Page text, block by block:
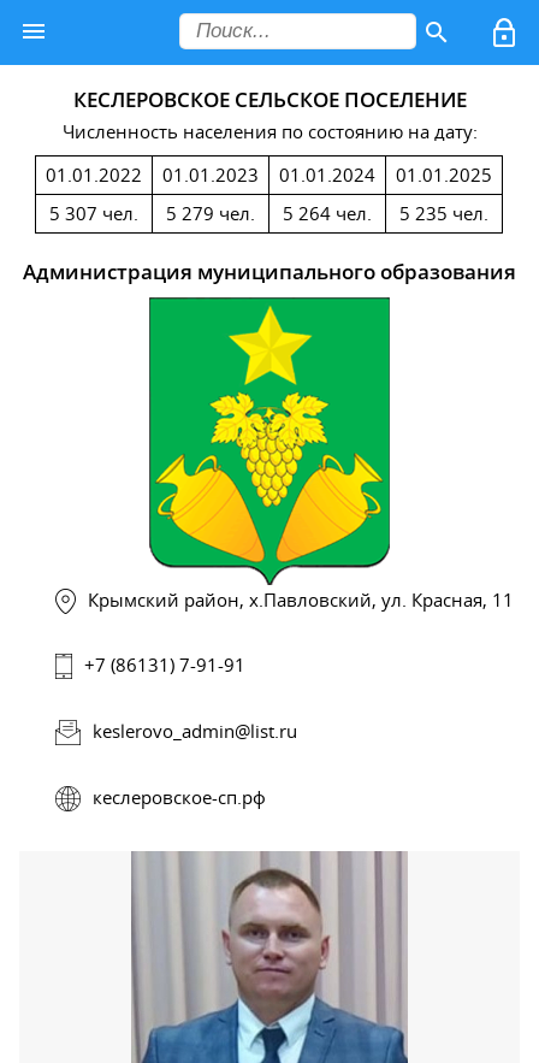
КЕСЛЕРОВСКОЕ СЕЛЬСКОЕ ПОСЕЛЕНИЕ
Численность населения по состоянию на дату:
01.01.2022
5 307 чел.
01.01.2023
5 279 чел.
01.01.2024
5 264 чел.
01.01.2025
5 235 чел.
Администрация муниципального образования
Крымский район, х.Павловский, ул. Красная, 11
+7 (86131) 7-91-91
keslerovo_admin@list.ru
кеслеровское-сп.рф